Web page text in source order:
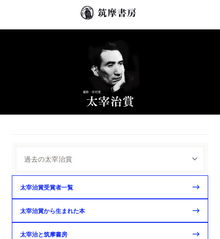
太宰治賞受賞者一覧
太宰治賞から生まれた本
太宰治と筑摩書房